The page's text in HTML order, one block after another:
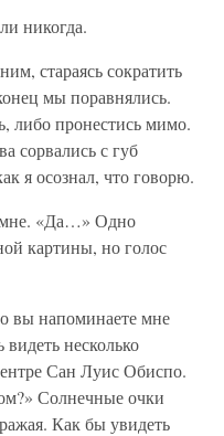
никогда.
стараясь сократить
мы поравнялись.
либо пронестись мимо.
сорвались с губ
я осознал, что говорю.
мне. «Да…» Одно
картины, но голос
вы напоминаете мне
видеть несколько
Сан Луис Обиспо.
Солнечные очки
Как бы увидеть